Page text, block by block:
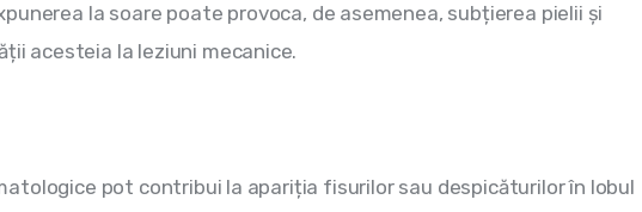
la soare poate provoca, de asemenea, subțierea pielii și
acesteia la leziuni mecanice.
pot contribui la apariția fisurilor sau despicăturilor în lobul